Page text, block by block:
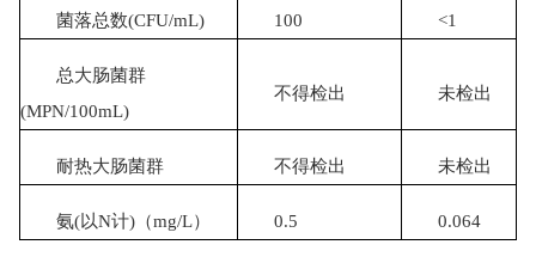
菌落总数(CFU/mL) 100 <1
总大肠菌群
(MPN/100mL)
不得检出 未检出
耐热大肠菌群 不得检出 未检出
氨(以N计) （mg/L） 0.5 0.064